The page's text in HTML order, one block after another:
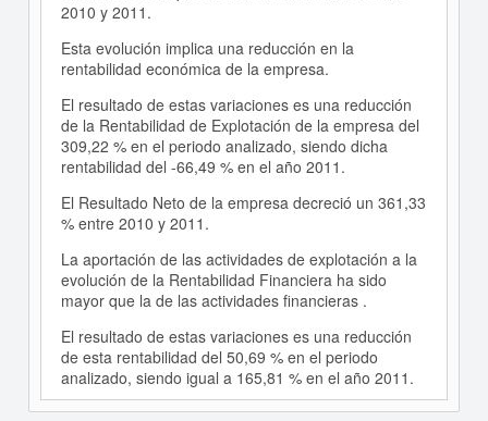
2010 y 2011.
Esta evolución implica una reducción en la
rentabilidad económica de la empresa.
El resultado de estas variaciones es una reducción
de la Rentabilidad de Explotación de la empresa del
309,22 % en el periodo analizado, siendo dicha
rentabilidad del -66,49 % en el año 2011.
El Resultado Neto de la empresa decreció un 361,33
% entre 2010 y 2011.
La aportación de las actividades de explotación a la
evolución de la Rentabilidad Financiera ha sido
mayor que la de las actividades financieras .
El resultado de estas variaciones es una reducción
de esta rentabilidad del 50,69 % en el periodo
analizado, siendo igual a 165,81 % en el año 2011.